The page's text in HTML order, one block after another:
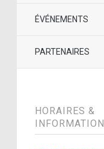
ÉVÉNEMENTS
PARTENAIRES
HORAIRES &
INFORMATION